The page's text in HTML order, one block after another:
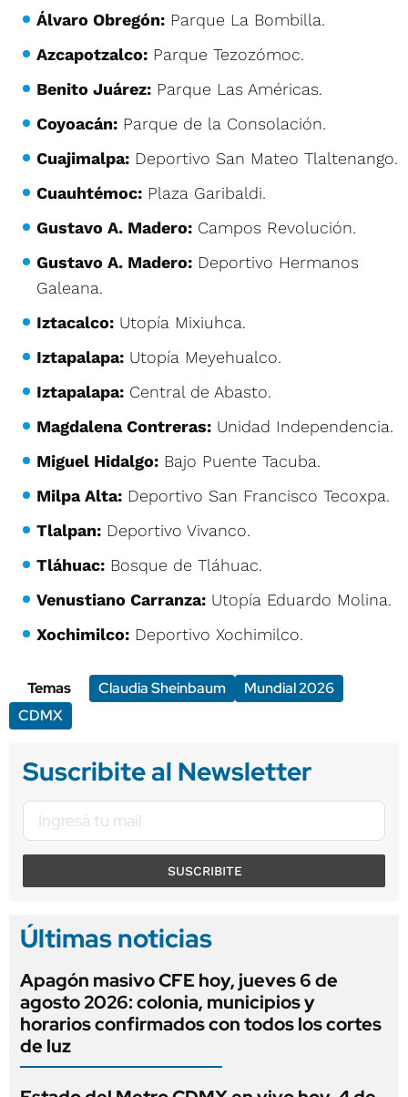
Álvaro Obregón: Parque La Bombilla.
Azcapotzalco: Parque Tezozómoc.
Benito Juárez: Parque Las Américas.
Coyoacán: Parque de la Consolación.
Cuajimalpa: Deportivo San Mateo Tlaltenango.
Cuauhtémoc: Plaza Garibaldi.
Gustavo A. Madero: Campos Revolución.
Gustavo A. Madero: Deportivo Hermanos
Galeana.
Iztacalco: Utopía Mixiuhca.
Iztapalapa: Utopía Meyehualco.
Iztapalapa: Central de Abasto.
Magdalena Contreras: Unidad Independencia.
Miguel Hidalgo: Bajo Puente Tacuba.
Milpa Alta: Deportivo San Francisco Tecoxpa.
Tlalpan: Deportivo Vivanco.
Tláhuac: Bosque de Tláhuac.
Venustiano Carranza: Utopía Eduardo Molina.
Xochimilco: Deportivo Xochimilco.
Temas Claudia Sheinbaum
Mundial 2026
CDMX
Suscribite al Newsletter
SUSCRIBITE
Últimas noticias
Apagón masivo CFE hoy, jueves 6 de
agosto 2026: colonia, municipios y
horarios confirmados con todos los cortes
de luz